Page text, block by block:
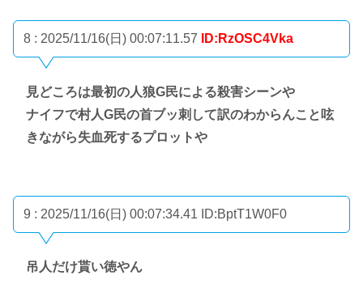
8 : 2025/11/16(日) 00:07:11.57 ID:RzOSC4Vka
見どころは最初の人狼G民による殺害シーンや
ナイフで村人G民の首ブッ刺して訳のわからんこと呟
きながら失血死するプロットや
9 : 2025/11/16(日) 00:07:34.41 ID:BptT1W0F0
吊人だけ貰い徳やん